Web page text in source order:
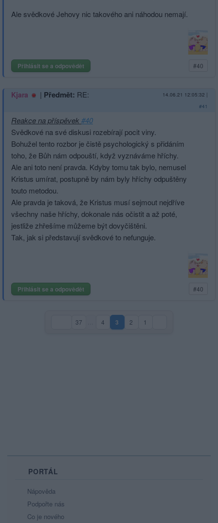
Ale svědkové Jehovy nic takového ani náhodou nemají.
Přihlásit se a odpovědět #40
Kjara | Předmět: RE: 14.06.21 12:05:32 |
#41
Reakce na příspěvek#40
Svědkové na své diskusi rozebírají pocit viny.
Bohužel tento rozbor je čistě psychologický s přidáním
toho, že Bůh nám odpouští, když vyznáváme hříchy.
Ale ani toto není pravda. Kdyby tomu tak bylo, nemusel
Kristus umírat, postupně by nám byly hříchy odpuštěny
touto metodou.
Ale pravda je taková, že Kristus musí sejmout nejdříve
všechny naše hříchy, dokonale nás očistit a až poté,
jestliže zhřešíme můžeme být dovyčištěni.
Tak, jak si představují svědkové to nefunguje.
Přihlásit se a odpovědět #40
37 4 3(aktuální strana)
2 1
PORTÁL
Nápověda
Podpořte nás
Co je nového